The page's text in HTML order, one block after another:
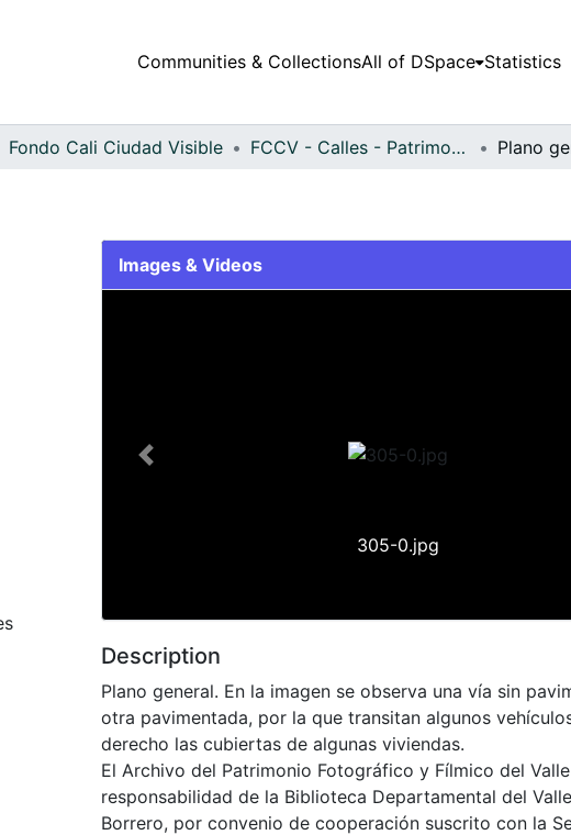
Communities & CollectionsAll of DSpace Statistics
Fondo Cali Ciudad Visible FCCV - Calles - Patrimonial Plano
Images & Videos
305-0.jpg
Previous
Description
Plano general. En la imagen se observa una vía sin
otra pavimentada, por la que transitan algunos
derecho las cubiertas de algunas viviendas.
El Archivo del Patrimonio Fotográfico y Fílmico del
responsabilidad de la Biblioteca Departamental del
Borrero, por convenio de cooperación suscrito con la